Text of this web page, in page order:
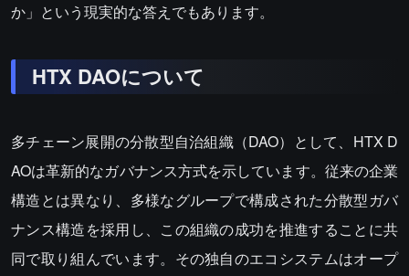
か」という現実的な答えでもあります。
HTX DAOについて
多チェーン展開の分散型自治組織（DAO）として、HTX D
AOは革新的なガバナンス方式を示しています。従来の企業
構造とは異なり、多様なグループで構成された分散型ガバ
ナンス構造を採用し、この組織の成功を推進することに共
同で取り組んでいます。その独自のエコシステムはオープ